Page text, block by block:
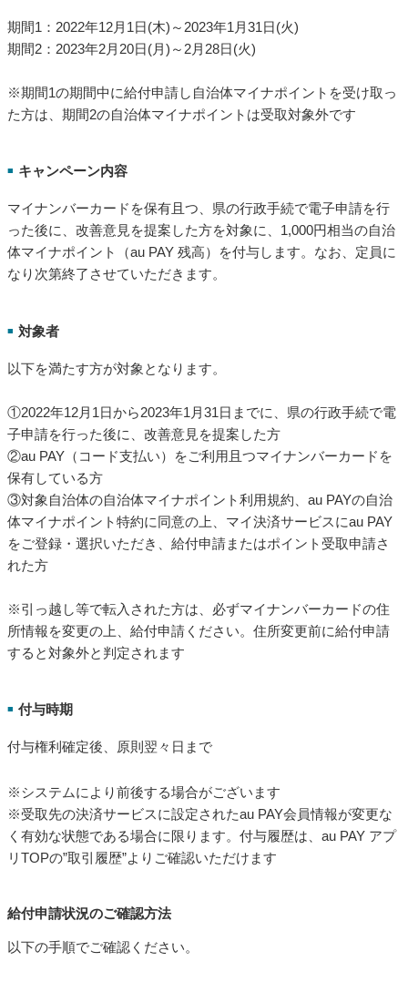
期間1：2022年12月1日(木)～2023年1月31日(火)
期間2：2023年2月20日(月)～2月28日(火)
※期間1の期間中に給付申請し自治体マイナポイントを受け取っ
た方は、期間2の自治体マイナポイントは受取対象外です
■ キャンペーン内容
マイナンバーカードを保有且つ、県の行政手続で電子申請を行
った後に、改善意見を提案した方を対象に、1,000円相当の自治
体マイナポイント（au PAY 残高）を付与します。なお、定員に
なり次第終了させていただきます。
■ 対象者
以下を満たす方が対象となります。
①2022年12月1日から2023年1月31日までに、県の行政手続で電
子申請を行った後に、改善意見を提案した方
②au PAY（コード支払い）をご利用且つマイナンバーカードを
保有している方
③対象自治体の自治体マイナポイント利用規約、au PAYの自治
体マイナポイント特約に同意の上、マイ決済サービスにau PAY
をご登録・選択いただき、給付申請またはポイント受取申請さ
れた方
※引っ越し等で転入された方は、必ずマイナンバーカードの住
所情報を変更の上、給付申請ください。住所変更前に給付申請
すると対象外と判定されます
■ 付与時期
付与権利確定後、原則翌々日まで
※システムにより前後する場合がございます
※受取先の決済サービスに設定されたau PAY会員情報が変更な
く有効な状態である場合に限ります。付与履歴は、au PAY アプ
リTOPの”取引履歴”よりご確認いただけます
給付申請状況のご確認方法
以下の手順でご確認ください。